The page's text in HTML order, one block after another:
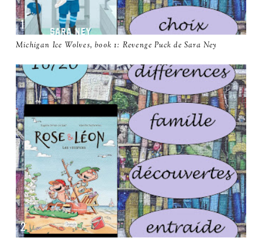
Michigan Ice Wolves, book 1: Revenge Puck de Sara Ney